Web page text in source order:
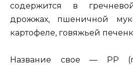
содержится в
дрожжах, пшеничной
картофеле, говяжьей
Название свое — PP